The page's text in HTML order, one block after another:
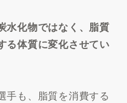
水化物ではなく、脂質
る体質に変化させてい
手も、脂質を消費する